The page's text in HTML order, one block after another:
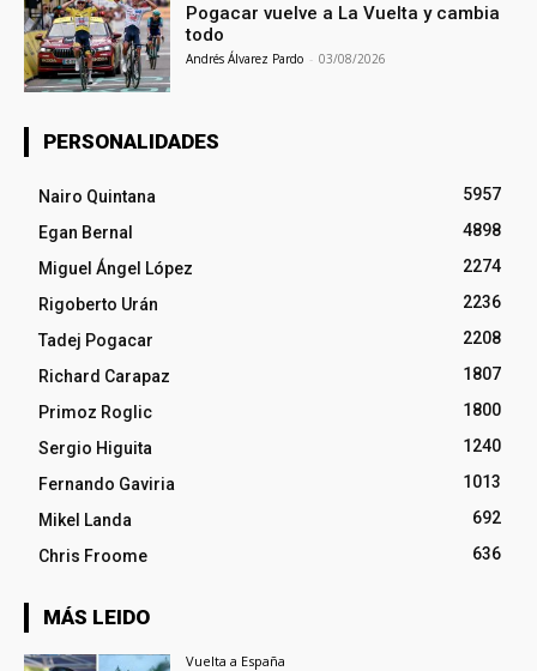
Pogacar vuelve a La Vuelta y cambia
todo
Andrés Álvarez Pardo - 03/08/2026
PERSONALIDADES
Nairo Quintana
5957
Egan Bernal
4898
Miguel Ángel López
2274
Rigoberto Urán
2236
Tadej Pogacar
2208
Richard Carapaz
1807
Primoz Roglic
1800
Sergio Higuita
1240
Fernando Gaviria
1013
Mikel Landa
692
Chris Froome
636
MÁS LEIDO
Vuelta a España